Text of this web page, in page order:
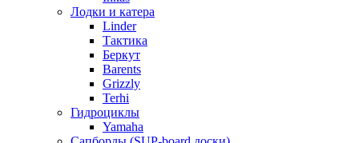
Лодки и катера
Linder
Тактика
Беркут
Barents
Grizzly
Terhi
Гидроциклы
Yamaha